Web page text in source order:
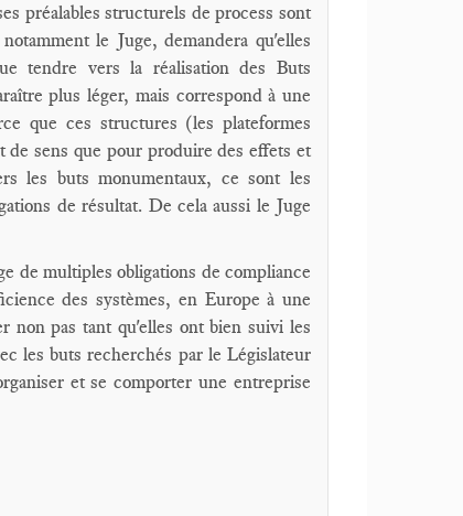
préalables structurels de process sont
le Juge, demandera qu'elles
tendre vers la réalisation des Buts
plus léger, mais correspond à une
que ces structures (les plateformes
de sens que pour produire des effets et
les buts monumentaux, ce sont les
de résultat. De cela aussi le Juge
de multiples obligations de compliance
des systèmes, en Europe à une
non pas tant qu'elles ont bien suivi les
les buts recherchés par le Législateur
et se comporter une entreprise